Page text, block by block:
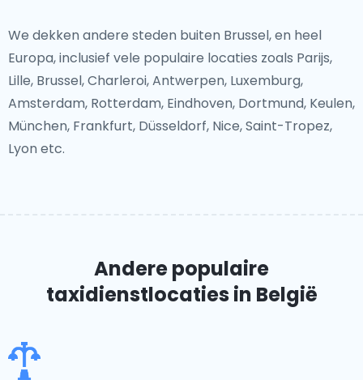
We dekken andere steden buiten Brussel, en heel
Europa, inclusief vele populaire locaties zoals Parijs,
Lille, Brussel, Charleroi, Antwerpen, Luxemburg,
Amsterdam, Rotterdam, Eindhoven, Dortmund, Keulen,
München, Frankfurt, Düsseldorf, Nice, Saint-Tropez,
Lyon etc.
Andere populaire
taxidienstlocaties in België